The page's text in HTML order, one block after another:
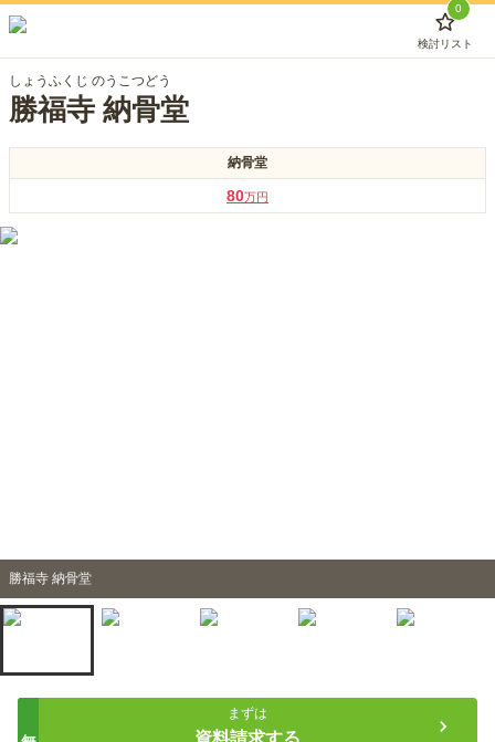
0
検討リスト
しょうふくじ のうこつどう
勝福寺 納骨堂
納骨堂
80万円
勝福寺 納骨堂
まずは
資料請求する